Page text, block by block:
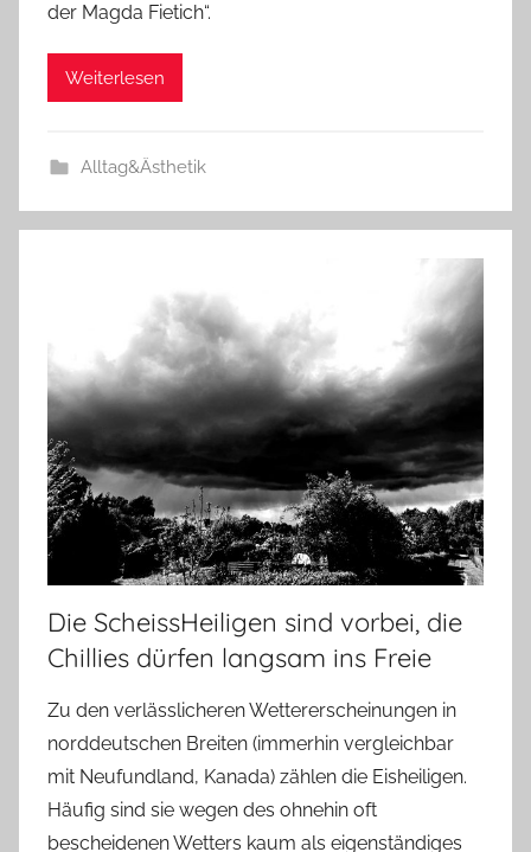
der Magda Fietich“.
Weiterlesen
Alltag&Ästhetik
Die ScheissHeiligen sind vorbei, die
Chillies dürfen langsam ins Freie
Zu den verlässlicheren Wettererscheinungen in
norddeutschen Breiten (immerhin vergleichbar
mit Neufundland, Kanada) zählen die Eisheiligen.
Häufig sind sie wegen des ohnehin oft
bescheidenen Wetters kaum als eigenständiges